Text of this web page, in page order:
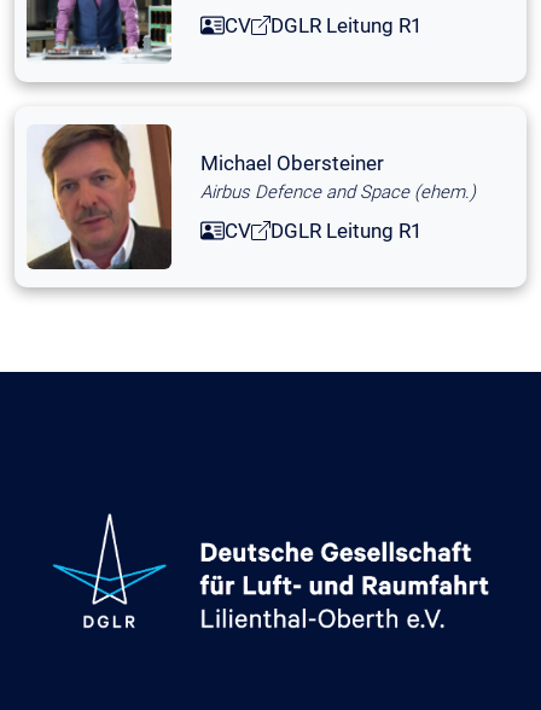
CV DGLR Leitung R1
Michael Obersteiner
Airbus Defence and Space (ehem.)
CV DGLR Leitung R1